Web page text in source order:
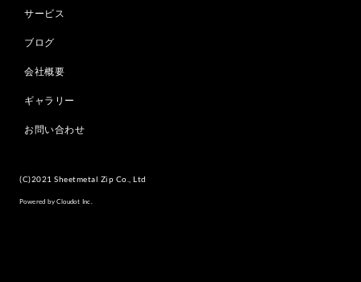
サービス
ブログ
会社概要
ギャラリー
お問い合わせ
(C)2021 Sheetmetal Zip Co., Ltd
Powered by Cloudot Inc.